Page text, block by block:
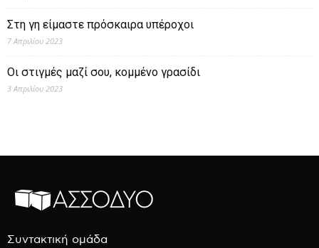
Στη γη είμαστε πρόσκαιρα υπέροχοι
7 Απριλίου 2023
Οι στιγμές μαζί σου, κομμένο γρασίδι
3 Απριλίου 2023
Συντακτική ομάδα